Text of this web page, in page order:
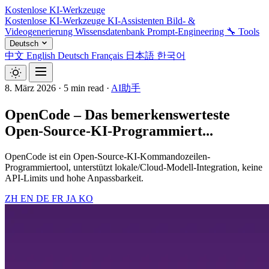
Kostenlose KI-Werkzeuge
Kostenlose KI-Werkzeuge KI-Assistenten Bild- &
Videogenerierung Wissensdatenbank Prompt-Engineering 🔧 Tools
Deutsch
中文 English Deutsch Français 日本語 한국어
8. März 2026 · 5 min read · AI助手
OpenCode – Das bemerkenswerteste
Open-Source-KI-Programmiert...
OpenCode ist ein Open-Source-KI-Kommandozeilen-
Programmiertool, unterstützt lokale/Cloud-Modell-Integration, keine
API-Limits und hohe Anpassbarkeit.
ZH EN DE FR JA KO